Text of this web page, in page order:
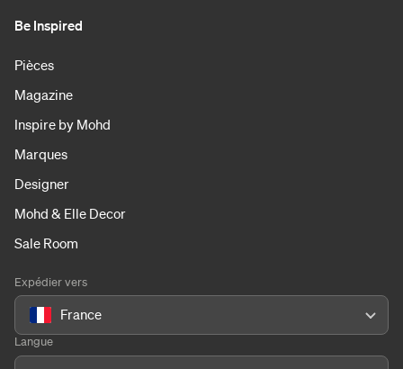
Be Inspired
Pièces
Magazine
Inspire by Mohd
Marques
Designer
Mohd & Elle Decor
Sale Room
Expédier vers
France
Langue